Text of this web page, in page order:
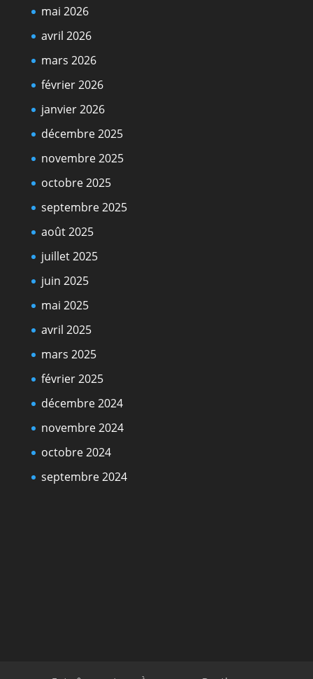
mai 2026
avril 2026
mars 2026
février 2026
janvier 2026
décembre 2025
novembre 2025
octobre 2025
septembre 2025
août 2025
juillet 2025
juin 2025
mai 2025
avril 2025
mars 2025
février 2025
décembre 2024
novembre 2024
octobre 2024
septembre 2024